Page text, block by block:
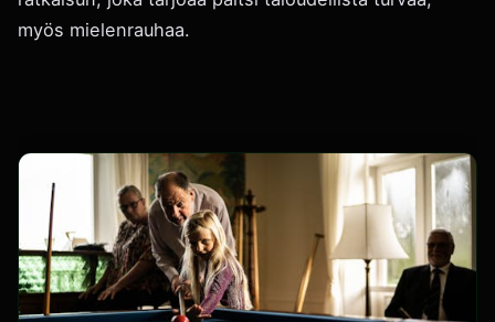
myös mielenrauhaa.